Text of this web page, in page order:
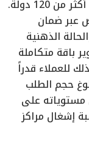
تمتلك ما يقرب من 3500 مساحة عمل في أكثر من 120 دولة.
ضمان
الذهنية
باقة متكاملة
للعملاء قدراً
حجم الطلب
على
إشغال مراكز